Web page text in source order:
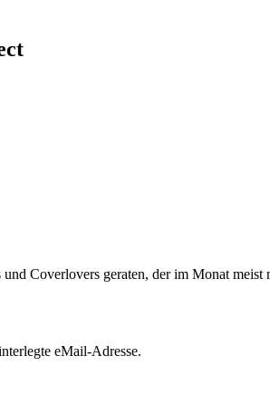
Coverlovers geraten, der im Monat
eMail-Adresse.